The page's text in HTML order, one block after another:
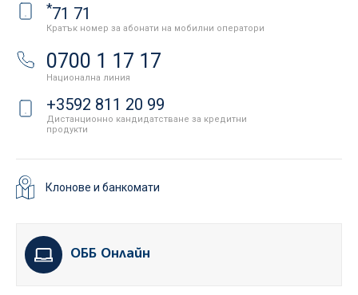
*71 71
Кратък номер за абонати на мобилни оператори
0700 1 17 17
Национална линия
+3592 811 20 99
Дистанционно кандидатстване за кредитни
продукти
Клонове и банкомати
ОББ Онлайн